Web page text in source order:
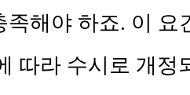
족해야 하죠. 이 요
따라 수시로 개정